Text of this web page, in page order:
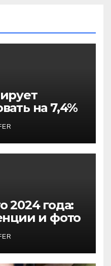
на 7,4%
и
2024 года:
и фото